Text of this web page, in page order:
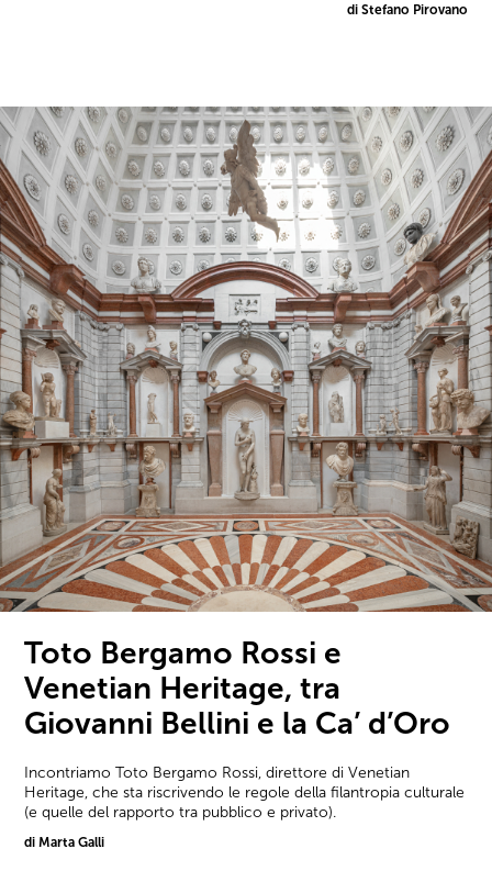
di Stefano Pirovano
Toto Bergamo Rossi e
Venetian Heritage, tra
Giovanni Bellini e la Ca’ d’Oro
Incontriamo Toto Bergamo Rossi, direttore di Venetian
Heritage, che sta riscrivendo le regole della filantropia culturale
(e quelle del rapporto tra pubblico e privato).
di Marta Galli